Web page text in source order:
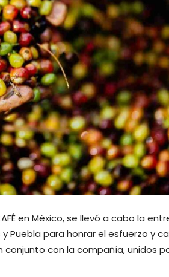
en México, se llevó a cabo la
Puebla para honrar el esfuerzo y
con la compañía, unidos